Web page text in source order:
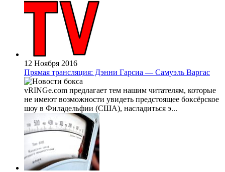
12 Ноября 2016
Прямая трансляция: Дэнни Гарсиа — Самуэль Варгас
vRINGe.com предлагает тем нашим читателям, которые
не имеют возможности увидеть предстоящее боксёрское
шоу в Филадельфии (США), насладиться э...